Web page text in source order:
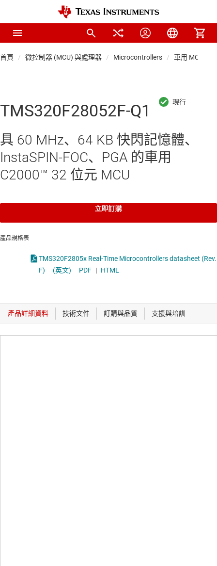
首頁 微控制器 (MCU) 與處理器 Microcontrollers 車用 MCU
TMS320F28052F-Q1
具 60 MHz、64 KB 快閃記憶體、
InstaSPIN-FOC、PGA 的車用
C2000™ 32 位元 MCU
立即訂購
產品規格表
TMS320F2805x Real-Time Microcontrollers datasheet (Rev.
F)
(英文) PDF | HTML